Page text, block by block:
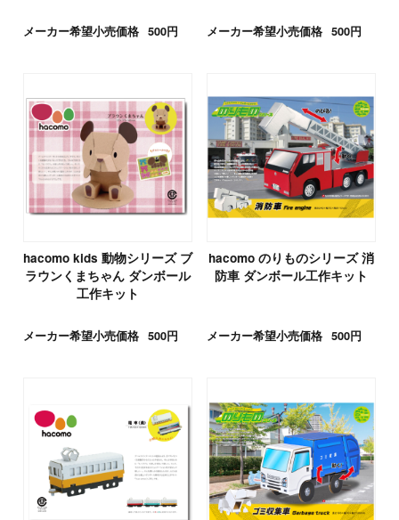
メーカー希望小売価格 500円 メーカー希望小売価格 500円
hacomo kids 動物シリーズ ブ
ラウンくまちゃん ダンボール
工作キット
メーカー希望小売価格 500円
hacomo のりものシリーズ 消
防車 ダンボール工作キット
メーカー希望小売価格 500円